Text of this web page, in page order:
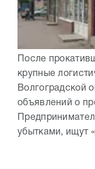
После
крупные
Волгоградской
объявлений о
убытками, ищут